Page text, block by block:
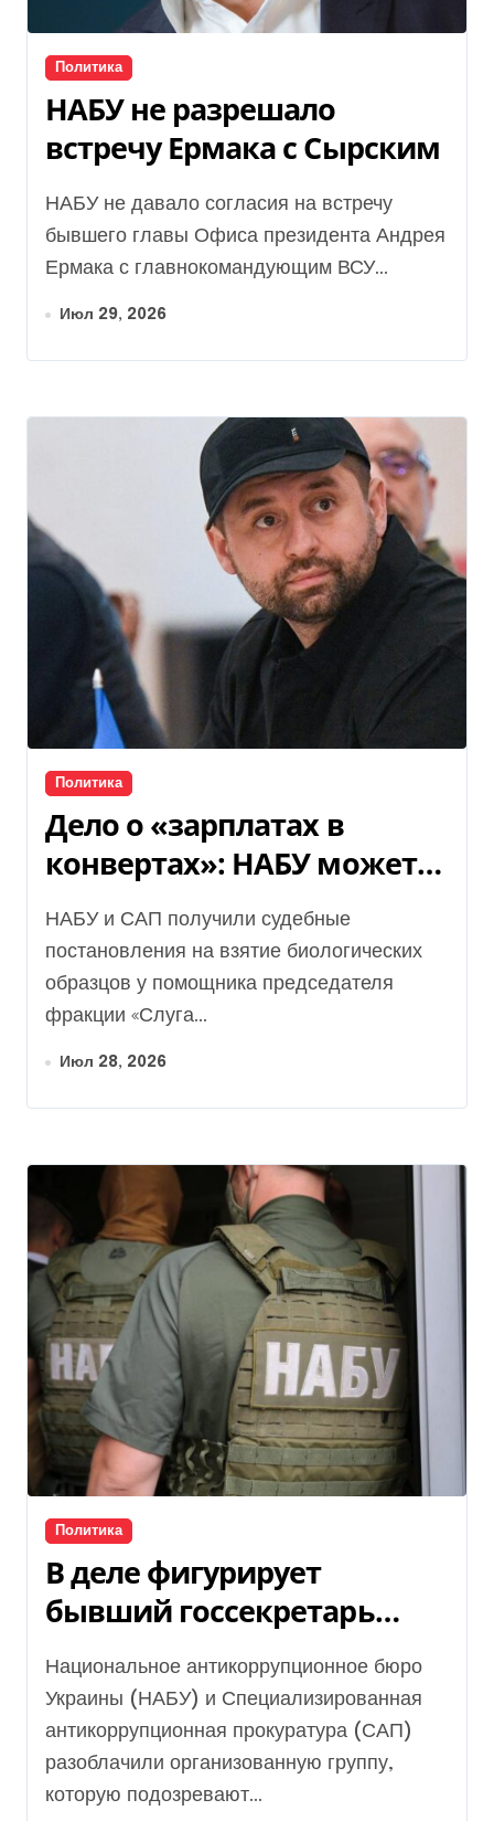
Политика
НАБУ не разрешало
встречу Ермака с Сырским
НАБУ не давало согласия на встречу
бывшего главы Офиса президента Андрея
Ермака с главнокомандующим ВСУ...
Июл 29, 2026
Политика
Дело о «зарплатах в
конвертах»: НАБУ может
готовить подозрение
Арахамии, — СМИ
НАБУ и САП получили судебные
постановления на взятие биологических
образцов у помощника председателя
фракции «Слуга...
Июл 28, 2026
Политика
В деле фигурирует
бывший госсекретарь
МИД: НАБУ раскрыло
хищение 37 млн грн
пожертвований для
Украины
Национальное антикоррупционное бюро
Украины (НАБУ) и Специализированная
антикоррупционная прокуратура (САП)
разоблачили организованную группу,
которую подозревают...